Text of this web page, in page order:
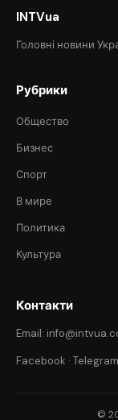
INTVua
Головні новини
Рубрики
Общество
Бизнес
Спорт
В мире
Политика
Культура
Контакти
Email:
Facebook · Telegram
©